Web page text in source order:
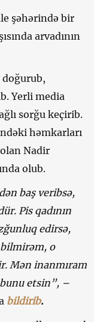
şəhərində bir
arvadının
Yerli media
sorğu keçirib.
həmkarları
Nadir
olub.
baş veribsə,
Pis qadının
edirsə,
o
Mən inanmıram
bunu etsin”, –
bildirib.